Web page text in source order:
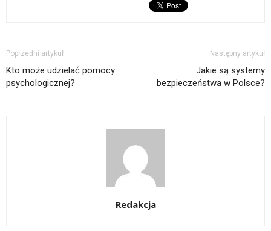
Poprzedni artykuł
Kto może udzielać pomocy
psychologicznej?
Następny artykuł
Jakie są systemy
bezpieczeństwa w Polsce?
Redakcja